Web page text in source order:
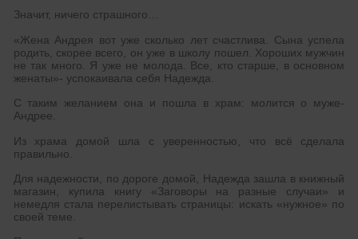
Значит, ничего страшного…
«Жена Андрея вот уже сколько лет счастлива. Сына успела
родить, скорее всего, он уже в школу пошел. Хороших мужчин
не так много. Я уже не молода. Все, кто старше, в основном
женаты»- успокаивала себя Надежда.
С таким желанием она и пошла в храм: молится о муже-
Андрее.
Из храма домой шла с уверенностью, что всё сделала
правильно.
Для надежности, по дороге домой, Надежда зашла в книжный
магазин, купила книгу «Заговоры на разные случаи» и
немедля стала перелистывать страницы: искать «нужное» по
своей теме.